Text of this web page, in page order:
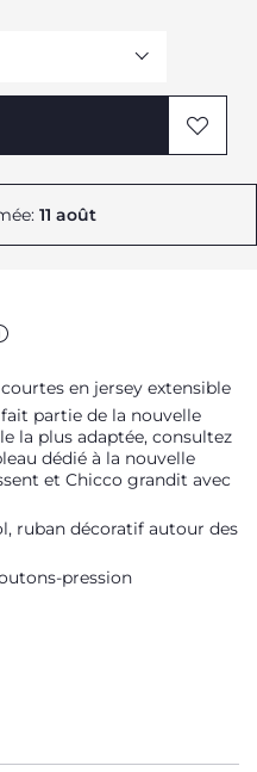
Me prévenir
Me prévenir
11 août
en jersey extensible
partie de la nouvelle
la plus adaptée, consultez
dédié à la nouvelle
et Chicco grandit avec
ruban décoratif autour des
pression